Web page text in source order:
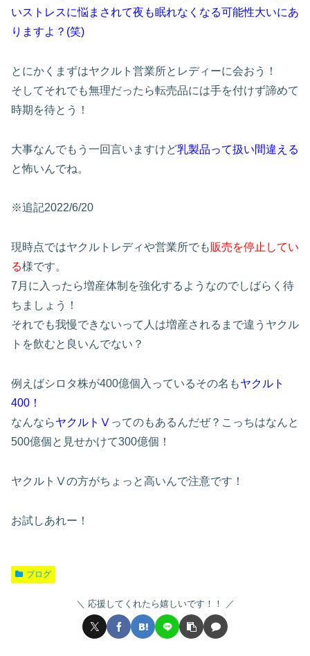
いストレスに悩まされて夜も眠れなくなる可能性大いにあ
りますよ？(笑)
とにかくまずはヤクルト営業所とレディーに会おう！
そしてそれでも無理だったら転売品には手を付けず諦めて
時期を待とう！
大事なんでもう一回言いますけど乳製品って扱い間違える
と怖いんでね。
※追記2022/6/20
現時点ではヤクルトレディや営業所でも販売を停止してい
る様です。
7月に入ったら増産体制を強化するようなのでしばらく待
ちましょう！
それでも我慢できないって人は増産されるまで違うヤクル
トを飲むと良いんでない？
例えばシロタ株が400億個入っているその名もヤクルト
400！
なんならヤクルトⅤ ってのもあるんだぜ？こっちはなんと
500億個と見せかけて300億個！
ヤクルトⅤの方がちょっと高いんで注意です！
お試しあれー！
ブログ
応援してくれたら嬉しいです！！